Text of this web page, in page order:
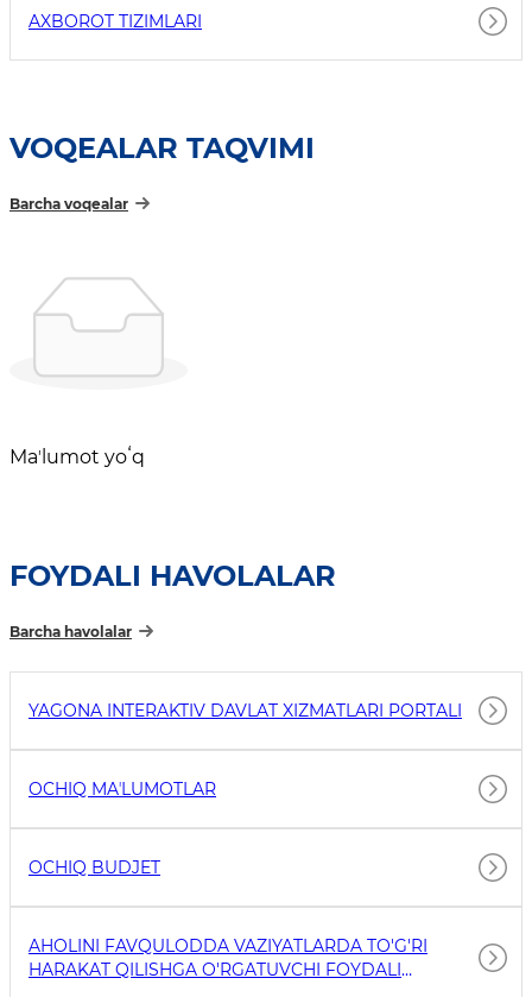
AXBOROT TIZIMLARI
VOQEALAR TAQVIMI
Barcha voqealar
Maʼlumot yoʻq
FOYDALI HAVOLALAR
Barcha havolalar
YAGONA INTERAKTIV DAVLAT XIZMATLARI PORTALI
OCHIQ MAʼLUMOTLAR
OCHIQ BUDJET
AHOLINI FAVQULODDA VAZIYATLARDA TO'G'RI
HARAKAT QILISHGA O'RGATUVCHI FOYDALI